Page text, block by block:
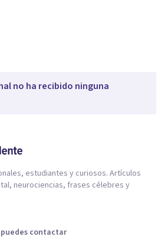
no ha recibido ninguna
estudiantes y curiosos. Artículos
neurociencias, frases célebres y
contactar